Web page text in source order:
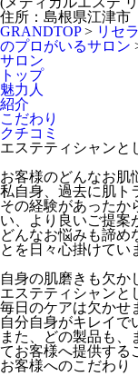
住所：島根県江津市
GRANDTOP> リセ
のプロがいるサロン
サロン
トップ
魅力人
紹介
こだわり
クチコミ
エステティシャンと
お客様のどんなお肌
私自身、過去に肌ト
その経験があったか
い、より良いご提案
どんなお悩みも諦め
とを日々心掛けてい
自身の肌磨きも欠か
エステティシャンと
毎日のケアは欠かせ
自分自身がキレイで
また、どの製品も、
てお客様へ提供する
お客様へのこだわり